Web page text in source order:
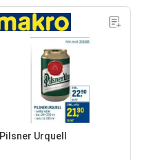
Pilsner Urquell